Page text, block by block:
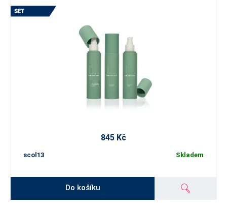
845 Kč
scol13 Skladem
Do košíku